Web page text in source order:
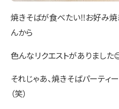
焼きそばが食べたい‼️お好み
んから
色んなリクエストがありました
それじゃあ、焼きそばパーティー
（笑）